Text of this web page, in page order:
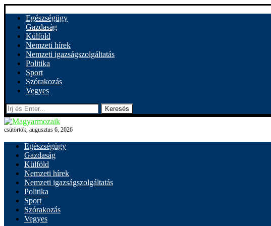
Egészségügy
Gazdaság
Külföld
Nemzeti hírek
Nemzeti igazságszolgáltatás
Politika
Sport
Szórakozás
Vegyes
Keresés
csütörtök, augusztus 6, 2026
Egészségügy
Gazdaság
Külföld
Nemzeti hírek
Nemzeti igazságszolgáltatás
Politika
Sport
Szórakozás
Vegyes